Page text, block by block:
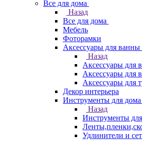
Все для дома
Назад
Все для дома
Мебель
Фоторамки
Аксессуары для ванны
Назад
Аксессуары для
Аксессуары для
Аксессуары для
Декор интерьера
Инструменты для дома
Назад
Инструменты
Удлинители и